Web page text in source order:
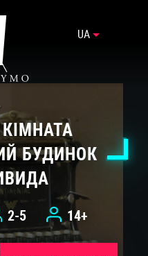
UA
БУДИНОК
2-5 14+